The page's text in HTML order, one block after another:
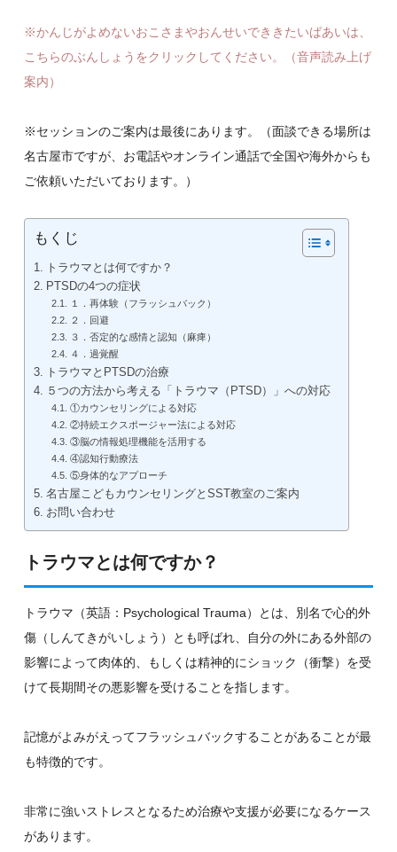
※かんじがよめないおこさまやおんせいでききたいばあいは、
こちらのぶんしょうをクリックしてください。（音声読み上げ
案内）
※セッションのご案内は最後にあります。（面談できる場所は
名古屋市ですが、お電話やオンライン通話で全国や海外からも
ご依頼いただいております。）
もくじ
トラウマとは何ですか？
PTSDの4つの症状
１．再体験（フラッシュバック）
２．回避
３．否定的な感情と認知（麻痺）
４．過覚醒
トラウマとPTSDの治療
５つの方法から考える「トラウマ（PTSD）」への対応
①カウンセリングによる対応
②持続エクスポージャー法による対応
③脳の情報処理機能を活用する
④認知行動療法
⑤身体的なアプローチ
名古屋こどもカウンセリングとSST教室のご案内
お問い合わせ
トラウマとは何ですか？
トラウマ（英語：Psychological Trauma）とは、別名で心的外
傷（しんてきがいしょう）とも呼ばれ、自分の外にある外部の
影響によって肉体的、もしくは精神的にショック（衝撃）を受
けて長期間その悪影響を受けることを指します。
記憶がよみがえってフラッシュバックすることがあることが最
も特徴的です。
非常に強いストレスとなるため治療や支援が必要になるケース
があります。